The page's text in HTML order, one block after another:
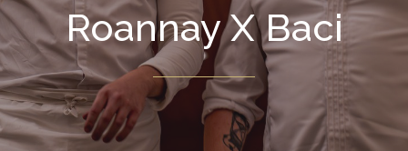
Roannay X Baci